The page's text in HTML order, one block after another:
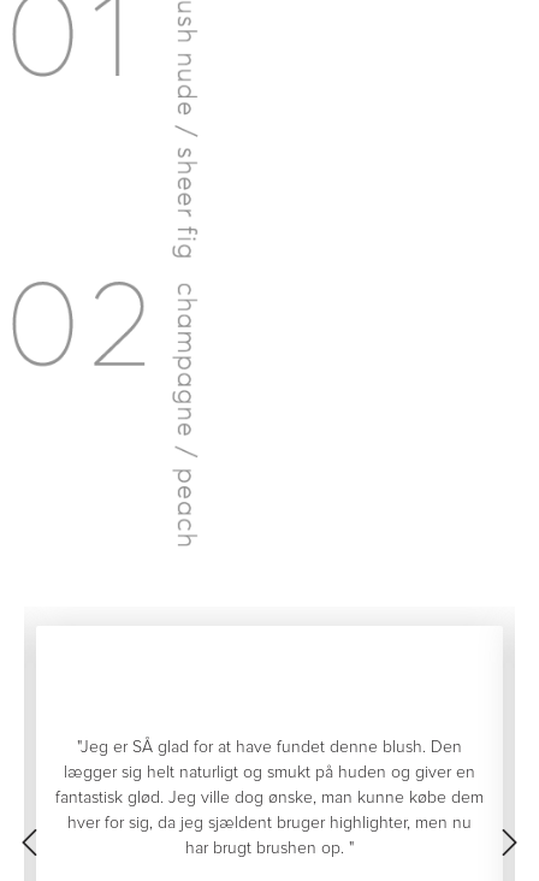
"Jeg er SÅ glad for at have fundet denne blush. Den
lægger sig helt naturligt og smukt på huden og giver en
fantastisk glød. Jeg ville dog ønske, man kunne købe dem
hver for sig, da jeg sjældent bruger highlighter, men nu
har brugt brushen op. "